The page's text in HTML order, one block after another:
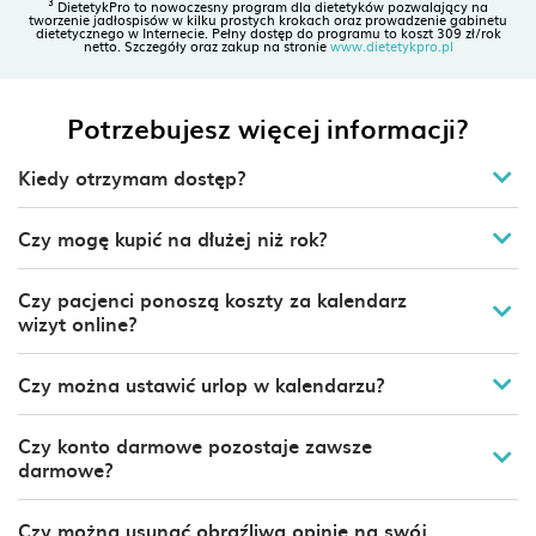
DietetykPro to nowoczesny program dla dietetyków pozwalający na
tworzenie jadłospisów w kilku prostych krokach oraz prowadzenie gabinetu
dietetycznego w Internecie. Pełny dostęp do programu to koszt 309 zł/rok
netto. Szczegóły oraz zakup na stroniewww.dietetykpro.pl
Potrzebujesz więcej informacji?
Kiedy otrzymam dostęp?
Gdy korzystasz z płatności kartą lub za
pomocą płatności PayU, dostęp do
kalendarza uzyskasz już po 5 minutach. W
przypadku przelewów tradycyjnych okres ten
jest nieco dłuższy - wiąże się z księgowaniem
płatności przez banki. W celu przyspieszenia
aktywacji możesz wysłać potwierdzenie
przelewu nakontakt@dietdoctor.pl
Czy mogę kupić na dłużej niż rok?
Kalendarz DietDoctor możesz kupić na
dłuższy okres niż 1 rok. Przygotowana jest
wtedy indywidualna oferta. W tym celu
skontaktuj się z nami pod nr tel.790222800
lub napisz nakontakt@dietdoctor.pl
Czy pacjenci ponoszą koszty za kalendarz
wizyt online?
Nie, pacjenci nic nie płacą ani za możliwość
umawiania się online do dietetyka, ani za
przypomnienie o wizycie emailem.
Czy można ustawić urlop w kalendarzu?
Tak, dietetyk może ustawić urlop na dowolną
ilość dni.
Czy konto darmowe pozostaje zawsze
darmowe?
Konto darmowe zawsze pozostaje bezpłatne
Czy można usunąć obraźliwą opinie na swój